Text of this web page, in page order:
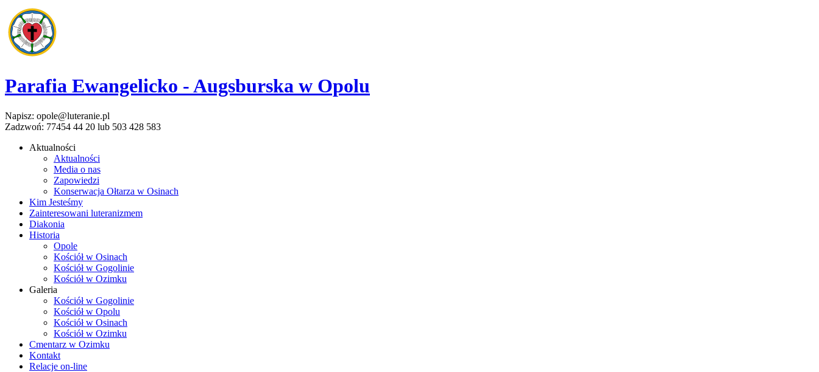
Parafia Ewangelicko - Augsburska w Opolu
Napisz: opole@luteranie.pl
Zadzwoń: 77454 44 20 lub 503 428 583
Aktualności
Aktualności
Media o nas
Zapowiedzi
Konserwacja Ołtarza w Osinach
Kim Jesteśmy
Zainteresowani luteranizmem
Diakonia
Historia
Opole
Kościół w Osinach
Kościół w Gogolinie
Kościół w Ozimku
Galeria
Kościół w Gogolinie
Kościół w Opolu
Kościół w Osinach
Kościół w Ozimku
Cmentarz w Ozimku
Kontakt
Relacje on-line